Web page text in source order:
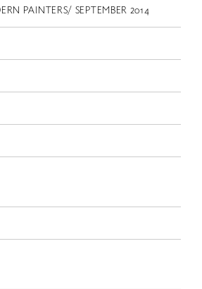
PAINTERS/ SEPTEMBER 2014